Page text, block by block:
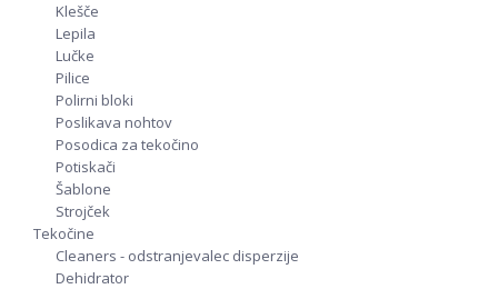
Klešče
Lepila
Lučke
Pilice
Polirni bloki
Poslikava nohtov
Posodica za tekočino
Potiskači
Šablone
Strojček
Tekočine
Cleaners - odstranjevalec disperzije
Dehidrator